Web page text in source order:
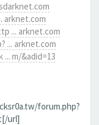
arknet.com
... arknet.com
... arknet.com
m/&adid=13
forum.php?
url]